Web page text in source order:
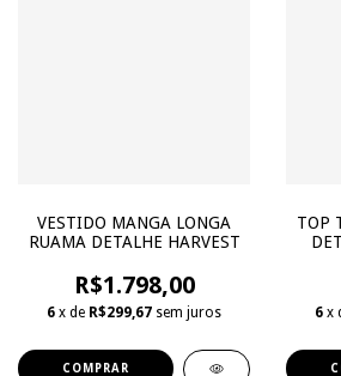
VESTIDO MANGA LONGA
RUAMA DETALHE HARVEST
R$1.798,00
6 x de R$299,67 sem juros
COMPRAR
TOP
6 x